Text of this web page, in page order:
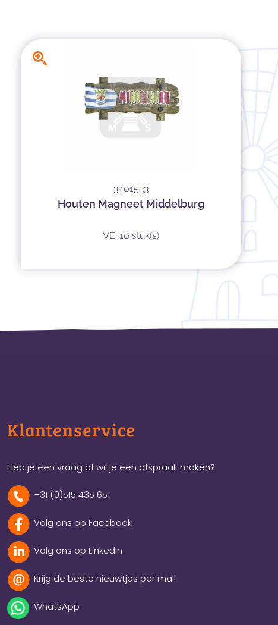
3401533
Houten Magneet Middelburg
VE: 10 stuk(s)
Klantenservice
Heb je een vraag of wil je een afspraak maken?
+31 (0)515 435 651
Volg ons op Facebook
Volg ons op Linkedin
Krijg de beste nieuwtjes per mail
WhatsApp